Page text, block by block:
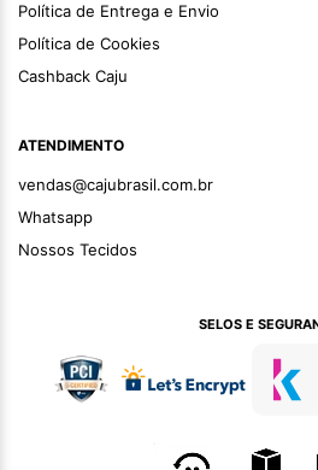
Política de Entrega e Envio
Política de Cookies
Cashback Caju
ATENDIMENTO
vendas@cajubrasil.com.br
Whatsapp
Nossos Tecidos
SELOS E